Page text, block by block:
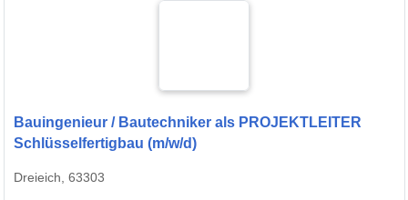
Bauingenieur / Bautechniker als PROJEKTLEITER
Schlüsselfertigbau (m/w/d)
Dreieich, 63303